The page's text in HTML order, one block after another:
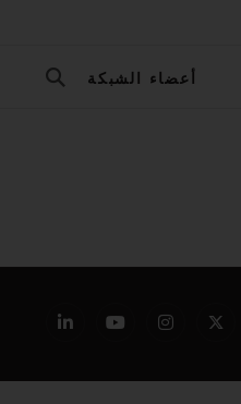
أعضاء الشبكة